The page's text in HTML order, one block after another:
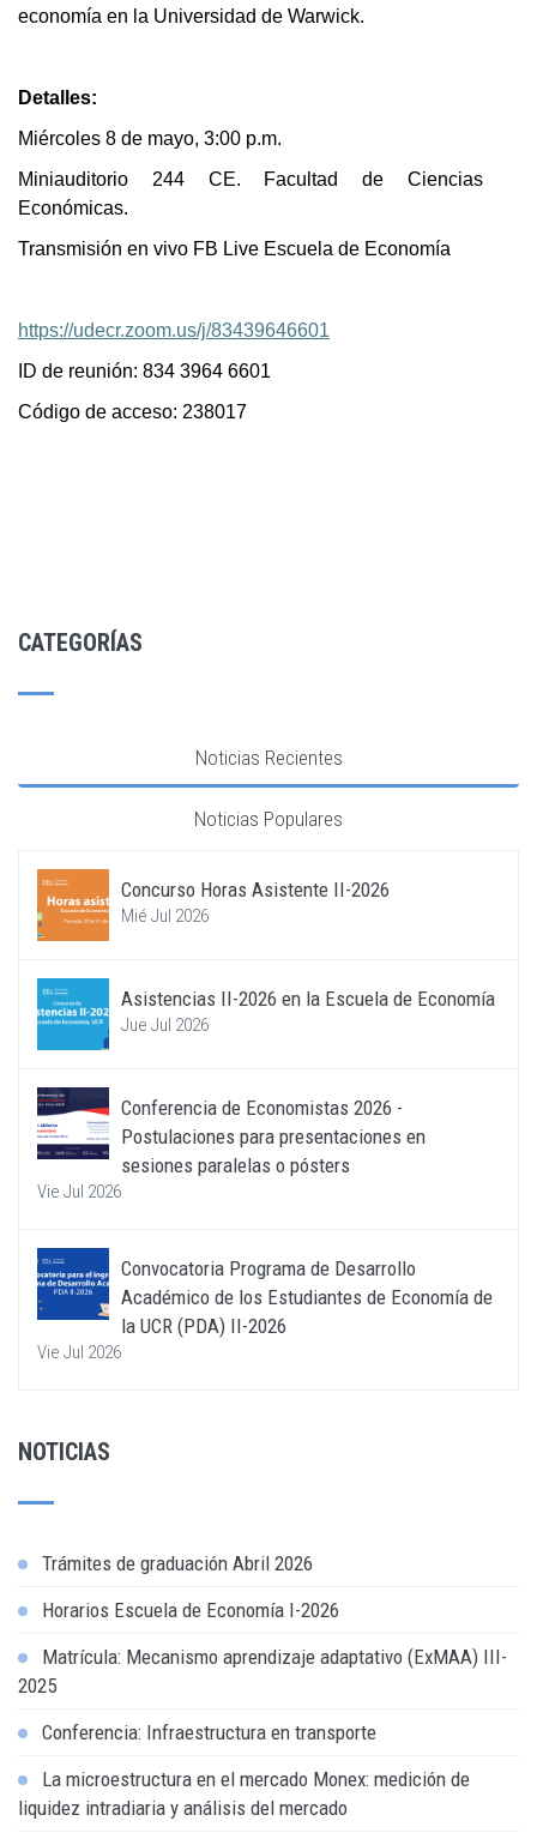
economía en la Universidad de Warwick.
Detalles:
Miércoles 8 de mayo, 3:00 p.m.
Miniauditorio 244 CE. Facultad de Ciencias
Económicas.
Transmisión en vivo FB Live Escuela de Economía
https://udecr.zoom.us/j/83439646601
ID de reunión: 834 3964 6601
Código de acceso: 238017
CATEGORÍAS
Noticias Recientes
Noticias Populares
Concurso Horas Asistente II-2026
Mié Jul 2026
Asistencias II-2026 en la Escuela de Economía
Jue Jul 2026
Conferencia de Economistas 2026 -
Postulaciones para presentaciones en
sesiones paralelas o pósters
Vie Jul 2026
Convocatoria Programa de Desarrollo
Académico de los Estudiantes de Economía de
la UCR (PDA) II-2026
Vie Jul 2026
NOTICIAS
Trámites de graduación Abril 2026
Horarios Escuela de Economía I-2026
Matrícula: Mecanismo aprendizaje adaptativo (ExMAA) III-
2025
Conferencia: Infraestructura en transporte
La microestructura en el mercado Monex: medición de
liquidez intradiaria y análisis del mercado